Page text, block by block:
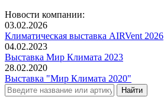
Новости компании:
03.02.2026
Климатическая выставка AIRVent 2026
04.02.2023
Выставка Мир Климата 2023
28.02.2020
Выставка "Мир Климата 2020"